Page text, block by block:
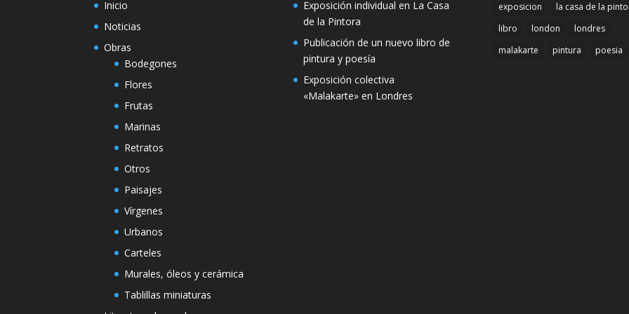
Inicio
Noticias
Obras
Bodegones
Flores
Frutas
Marinas
Retratos
Otros
Paisajes
Vírgenes
Urbanos
Carteles
Murales, óleos y cerámica
Tablillas miniaturas
Exposición individual en La Casa
de la Pintora
Publicación de un nuevo libro de
pintura y poesía
Exposición colectiva
«Malakarte» en Londres
exposicion
la casa de la
libro
london
londres
malakarte
pintura poesia